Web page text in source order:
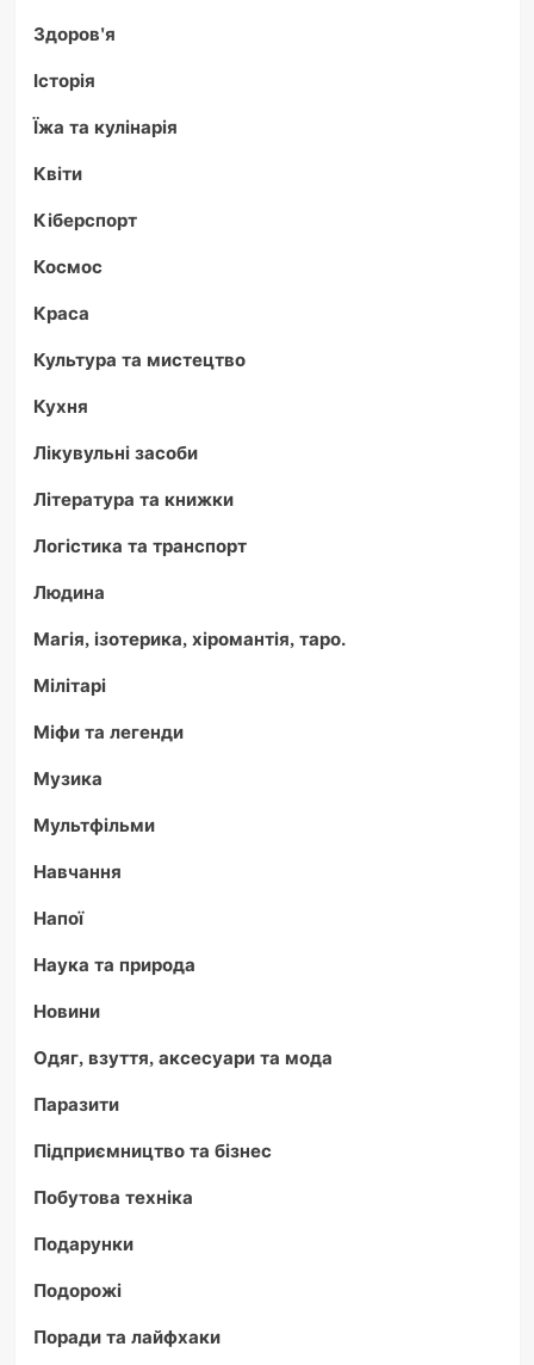
Здоров'я
Історія
Їжа та кулінарія
Квіти
Кіберспорт
Космос
Краса
Культура та мистецтво
Кухня
Лікувульні засоби
Література та книжки
Логістика та транспорт
Людина
Магія, ізотерика, хіромантія, таро.
Мілітарі
Міфи та легенди
Музика
Мультфільми
Навчання
Напої
Наука та природа
Новини
Одяг, взуття, аксесуари та мода
Паразити
Підприємництво та бізнес
Побутова техніка
Подарунки
Подорожі
Поради та лайфхаки